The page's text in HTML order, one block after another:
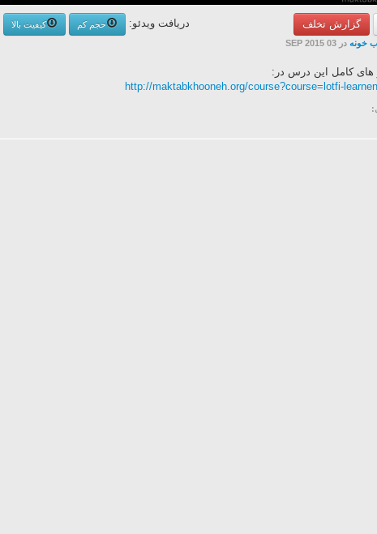
گزارش تخلف دریافت ویدئو: حجم کم
کیفیت بالا
خونه در 03 SEP 2015
های کامل این درس در:
http://maktabkhooneh.org/course?course=lotfi-